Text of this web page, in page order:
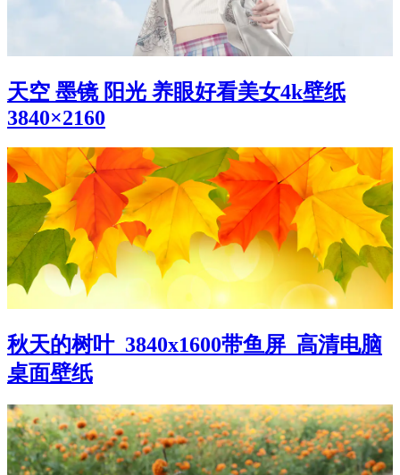
天空 墨镜 阳光 养眼好看美女4k壁纸
3840×2160
秋天的树叶_3840x1600带鱼屏_高清电脑
桌面壁纸